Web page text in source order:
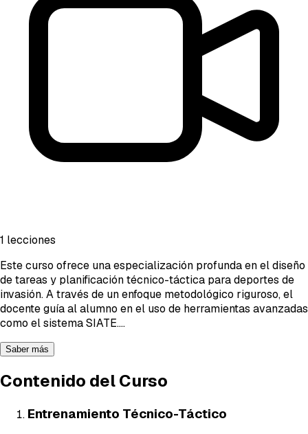
1 lecciones
Este curso ofrece una especialización profunda en el diseño
de tareas y planificación técnico-táctica para deportes de
invasión. A través de un enfoque metodológico riguroso, el
docente guía al alumno en el uso de herramientas avanzadas
como el sistema SIATE....
Saber más
Contenido del Curso
Entrenamiento Técnico-Táctico